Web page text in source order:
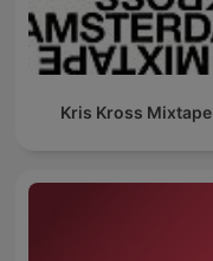
Kris Kross Mixtape